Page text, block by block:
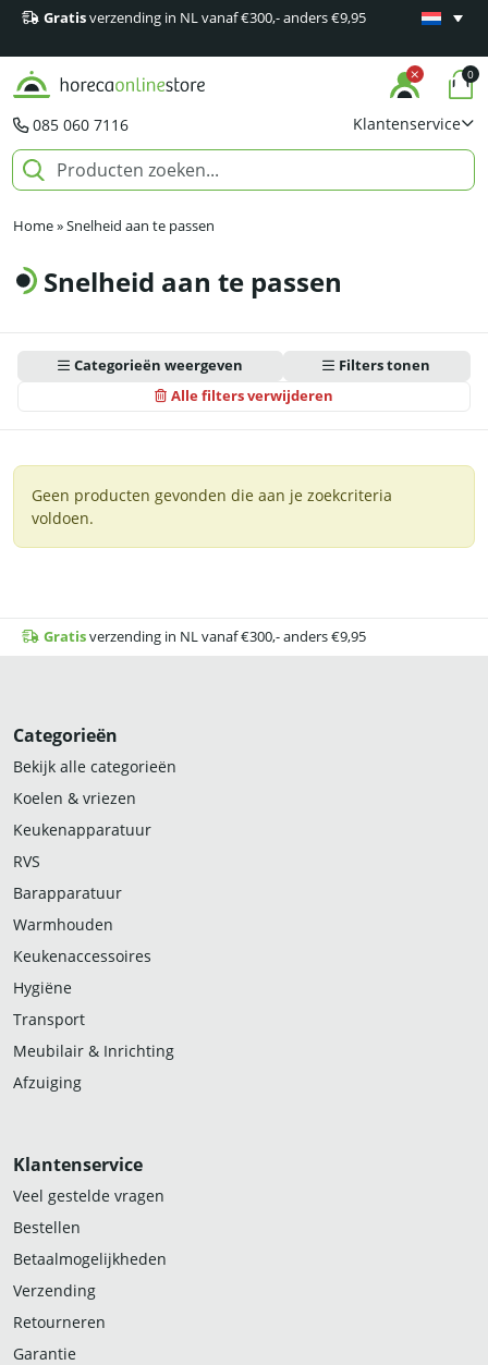
Gratisverzending in NL vanaf €300,- anders €9,95
Minimaal
085 060 7116 Klantenservice
0
Home»Snelheid aan te passen
Snelheid aan te passen
Categorieën weergeven
Alle filters verwijderen
Filters tonen
Geen producten gevonden die aan je zoekcriteria
voldoen.
Gratisverzending in NL vanaf €300,- anders €9,95
Categorieën
Bekijk alle categorieën
Koelen & vriezen
Keukenapparatuur
RVS
Barapparatuur
Warmhouden
Keukenaccessoires
Hygiëne
Transport
Meubilair & Inrichting
Afzuiging
Klantenservice
Veel gestelde vragen
Bestellen
Betaalmogelijkheden
Verzending
Retourneren
Garantie